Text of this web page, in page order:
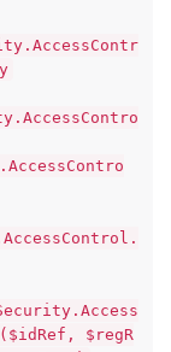
$regR